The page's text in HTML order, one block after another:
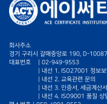
회사주소
경기 구리시 갈매중앙로 190, D-
대표번호
02-949-9553
| 내선 1. ISO27001 정보
| 내선 2. 교육관련 문의
| 내선 3. 인증서, 세금계산
| 내선 4. ISO9001 품질 상